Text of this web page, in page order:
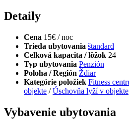
Detaily
Cena 15€ / noc
Trieda ubytovania štandard
Celková kapacita / lôžok 24
Typ ubytovania Penzión
Poloha / Región Ždiar
Kategórie položiek Fitness
objekte /Úschovňa lyží v objekte
Vybavenie ubytovania